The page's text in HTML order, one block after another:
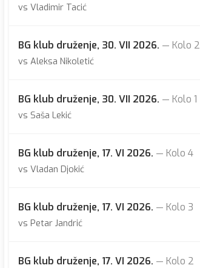
vs Vladimir Tacić
BG klub druženje, 30. VII 2026. — Kolo 2
vs Aleksa Nikoletić
BG klub druženje, 30. VII 2026. — Kolo 1
vs Saša Lekić
BG klub druženje, 17. VI 2026. — Kolo 4
vs Vladan Djokić
BG klub druženje, 17. VI 2026. — Kolo 3
vs Petar Jandrić
BG klub druženje, 17. VI 2026. — Kolo 2